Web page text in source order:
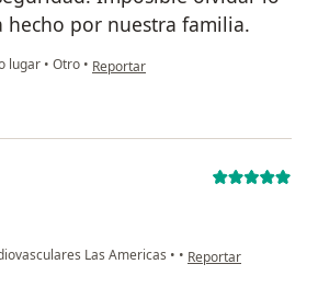
hecho por nuestra familia.
lugar • Otro • en opinión del usuario Claudia Elena
Reportar
Las Americas • • en opinión del
Reportar